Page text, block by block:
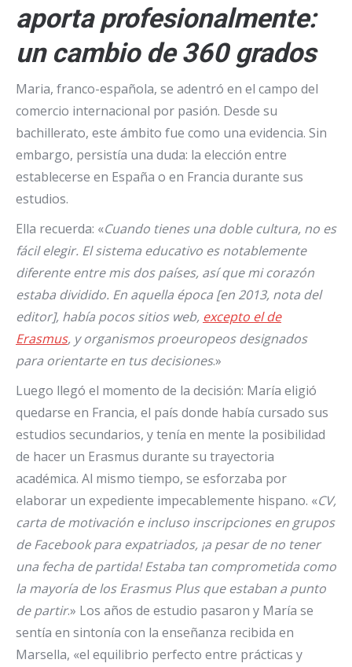
aporta profesionalmente:
un cambio de 360 grados
Maria, franco-española, se adentró en el campo del
comercio internacional por pasión. Desde su
bachillerato, este ámbito fue como una evidencia. Sin
embargo, persistía una duda: la elección entre
establecerse en España o en Francia durante sus
estudios.
Ella recuerda: «Cuando tienes una doble cultura, no es
fácil elegir. El sistema educativo es notablemente
diferente entre mis dos países, así que mi corazón
estaba dividido. En aquella época [en 2013, nota del
editor], había pocos sitios web, excepto el de
Erasmus, y organismos proeuropeos designados
para orientarte en tus decisiones.»
Luego llegó el momento de la decisión: María eligió
quedarse en Francia, el país donde había cursado sus
estudios secundarios, y tenía en mente la posibilidad
de hacer un Erasmus durante su trayectoria
académica. Al mismo tiempo, se esforzaba por
elaborar un expediente impecablemente hispano. «CV,
carta de motivación e incluso inscripciones en grupos
de Facebook para expatriados, ¡a pesar de no tener
una fecha de partida! Estaba tan comprometida como
la mayoría de los Erasmus Plus que estaban a punto
de partir.» Los años de estudio pasaron y María se
sentía en sintonía con la enseñanza recibida en
Marsella, «el equilibrio perfecto entre prácticas y